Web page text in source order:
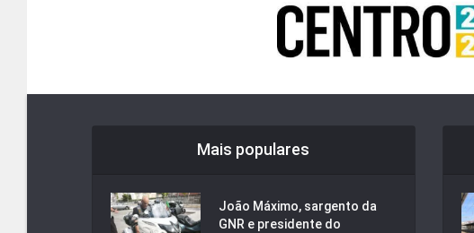
Mais populares
João Máximo, sargento da
GNR e presidente do